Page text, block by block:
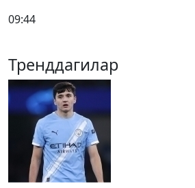
09:44
Тренддагилар